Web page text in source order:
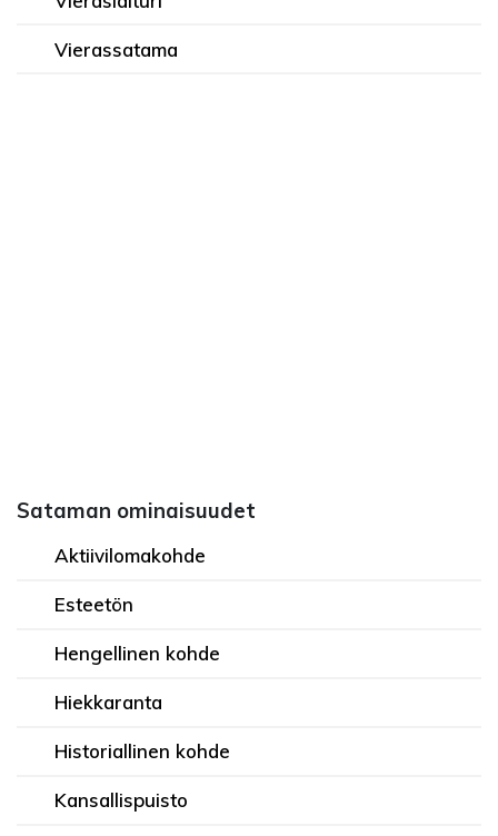
Vierassatama
Sataman ominaisuudet
Aktiivilomakohde
Esteetön
Hengellinen kohde
Hiekkaranta
Historiallinen kohde
Kansallispuisto